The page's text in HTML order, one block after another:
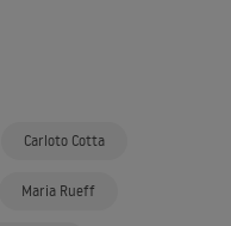
Carloto Cotta
Maria Rueff